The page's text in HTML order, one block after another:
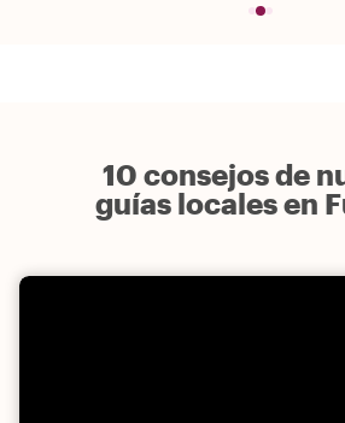
10 consejos de
guías locales en